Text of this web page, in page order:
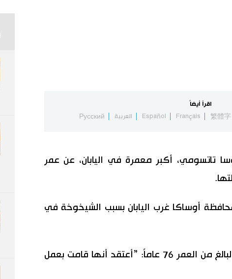
اقرأ أيضاً
繁體字
Français
Español العربية Русский
أكبر معمرة في اليابان، عن عمر
أوساكا غرب اليابان بسبب الشيخوخة في
وقال كانجي، الابن الأكبر لتاتسومي، البالغ من العمر 76 عاماً: ”أعتقد أنها قامت بعمل